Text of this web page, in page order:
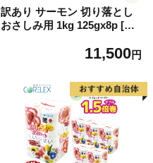
訳あり サーモン 切り落とし
おさしみ用 1kg 125gx8p [足
4313] 魚 魚介類 鮭 お刺し身
11,500円